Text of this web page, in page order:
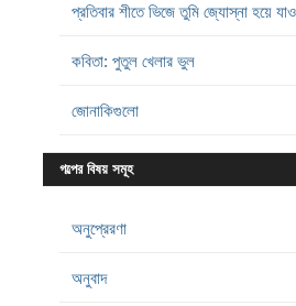
প্রতিবার শীতে ভিজে তুমি জ্যোস্না হয়ে যাও
কবিতা: পুতুল খেলার ভুল
জোনাকিগুলো
গল্পের বিষয় সমূহ
অনুপ্রেরণা
অনুবাদ